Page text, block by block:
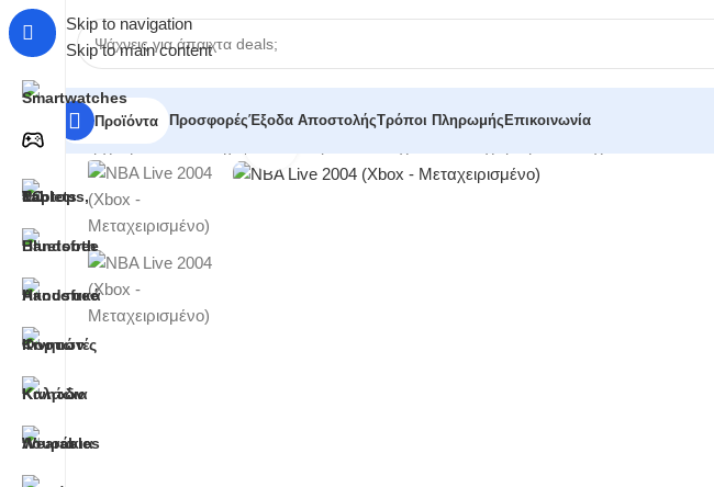
Skip to navigation
Skip to main content
Προϊόντα ΠροσφορέςΈξοδα ΑποστολήςΤρόποι Πληρωμής Επικοινωνία
Αρχική σελίδα